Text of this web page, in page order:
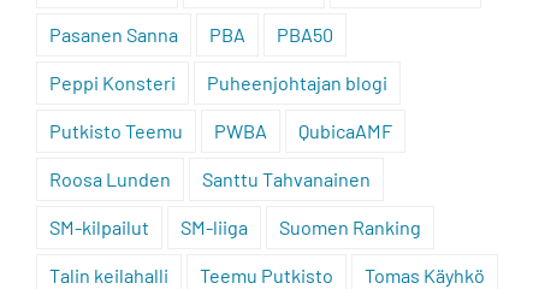
Pasanen Sanna PBA PBA50
Peppi Konsteri Puheenjohtajan blogi
Putkisto Teemu PWBA QubicaAMF
Roosa Lunden Santtu Tahvanainen
SM-kilpailut SM-liiga Suomen Ranking
Talin keilahalli Teemu Putkisto Tomas Käyhkö